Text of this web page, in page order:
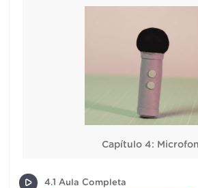
Capítulo 4:
4.1 Aula Completa